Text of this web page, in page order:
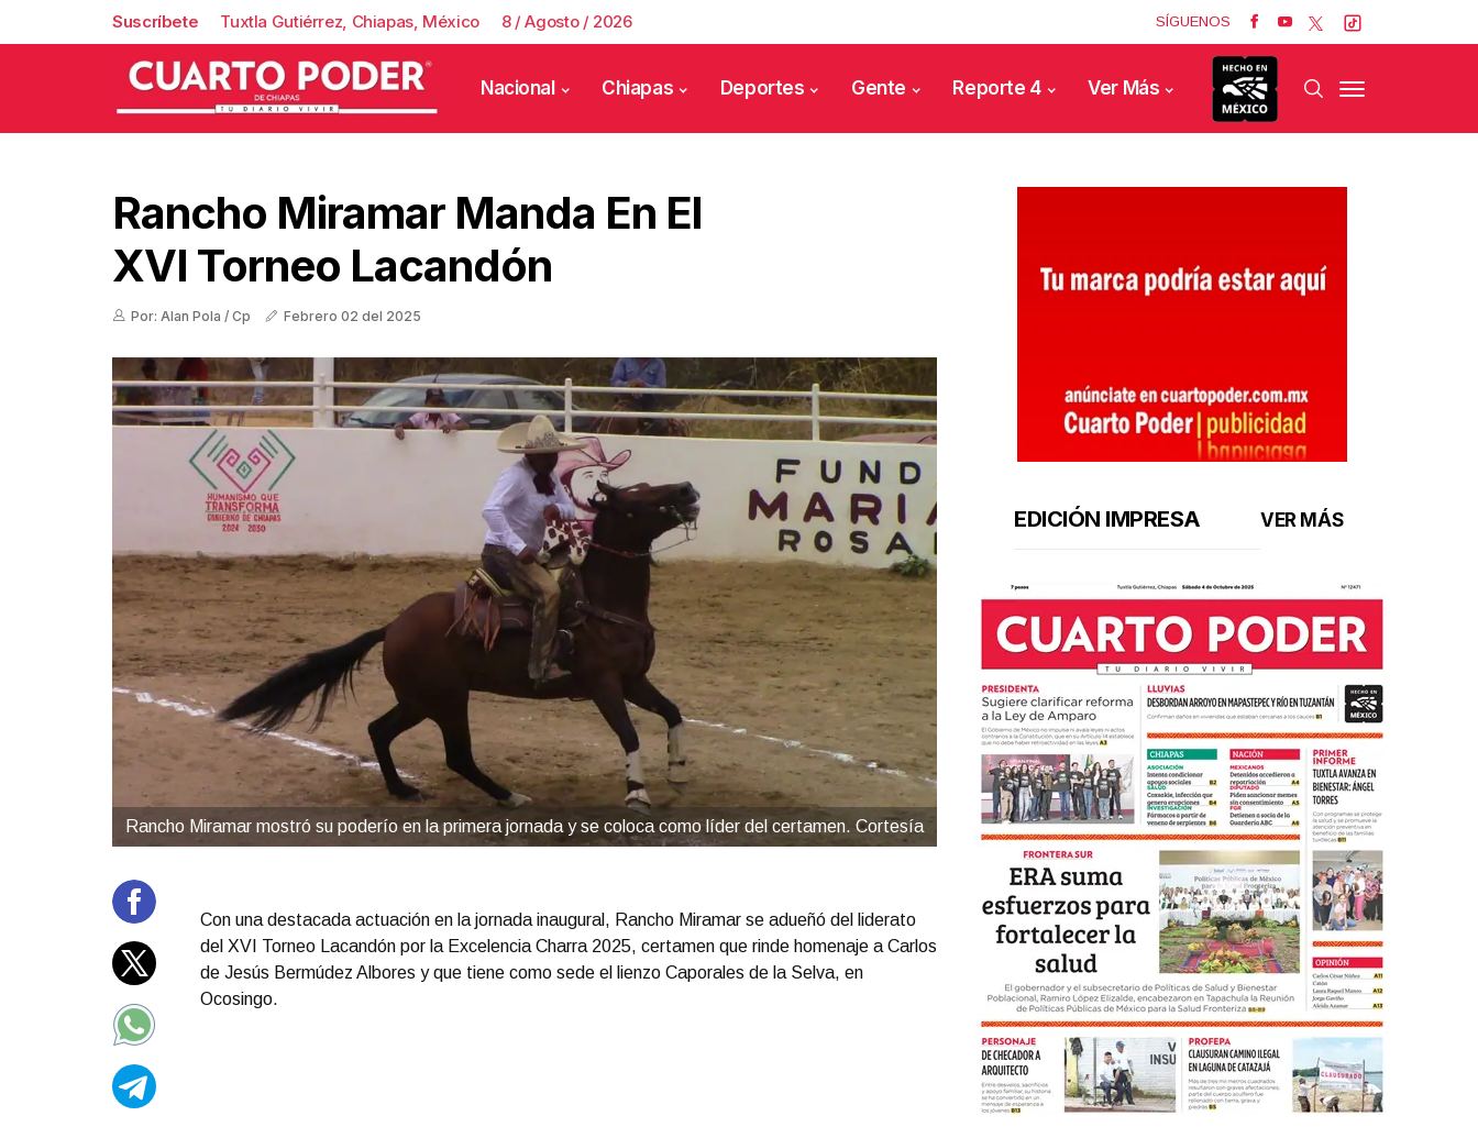
Suscríbete Tuxtla Gutiérrez, Chiapas, México 8 / Agosto / 2026 SÍGUENOS
Nacional Chiapas Deportes Gente Reporte 4 Ver Más
Rancho Miramar Manda En El
XVI Torneo Lacandón
Por: Alan Pola / Cp Febrero 02 del 2025
Rancho Miramar mostró su poderío en la primera jornada y se coloca como líder del certamen. Cortesía
Con una destacada actuación en la jornada inaugural, Rancho Miramar se adueñó del liderato
del XVI Torneo Lacandón por la Excelencia Charra 2025, certamen que rinde homenaje a Carlos
de Jesús Bermúdez Albores y que tiene como sede el lienzo Caporales de la Selva, en
Ocosingo.
EDICIÓN IMPRESA VER MÁS